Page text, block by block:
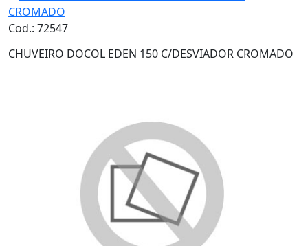
Cod.: 72547
CHUVEIRO DOCOL EDEN 150 C/DESVIADOR CROMADO